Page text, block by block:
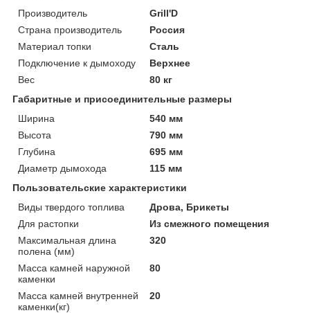
Производитель
Grill'D
Страна производитель
Россия
Материал топки
Сталь
Подключение к дымоходу
Верхнее
Вес
80 кг
Габаритные и присоединительные размеры
Ширина
540 мм
Высота
790 мм
Глубина
695 мм
Диаметр дымохода
115 мм
Пользовательские характеристики
Виды твердого топлива
Дрова, Брикеты
Для растопки
Из смежного помещения
Максимальная длина
полена (мм)
320
Масса камней наружной
каменки
80
Масса камней внутренней
каменки(кг)
20